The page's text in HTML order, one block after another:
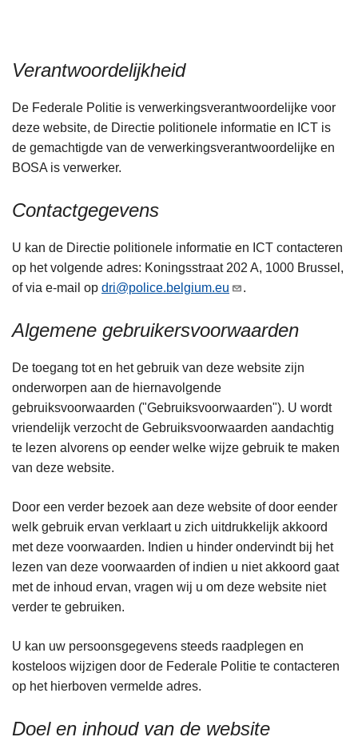
Verantwoordelijkheid
De Federale Politie is verwerkingsverantwoordelijke voor
deze website, de Directie politionele informatie en ICT is
de gemachtigde van de verwerkingsverantwoordelijke en
BOSA is verwerker.
Contactgegevens
U kan de Directie politionele informatie en ICT contacteren
op het volgende adres: Koningsstraat 202 A, 1000 Brussel,
of via e-mail op dri@police.belgium.eu .
Algemene gebruikersvoorwaarden
De toegang tot en het gebruik van deze website zijn
onderworpen aan de hiernavolgende
gebruiksvoorwaarden ("Gebruiksvoorwaarden"). U wordt
vriendelijk verzocht de Gebruiksvoorwaarden aandachtig
te lezen alvorens op eender welke wijze gebruik te maken
van deze website.
Door een verder bezoek aan deze website of door eender
welk gebruik ervan verklaart u zich uitdrukkelijk akkoord
met deze voorwaarden. Indien u hinder ondervindt bij het
lezen van deze voorwaarden of indien u niet akkoord gaat
met de inhoud ervan, vragen wij u om deze website niet
verder te gebruiken.
U kan uw persoonsgegevens steeds raadplegen en
kosteloos wijzigen door de Federale Politie te contacteren
op het hierboven vermelde adres.
Doel en inhoud van de website